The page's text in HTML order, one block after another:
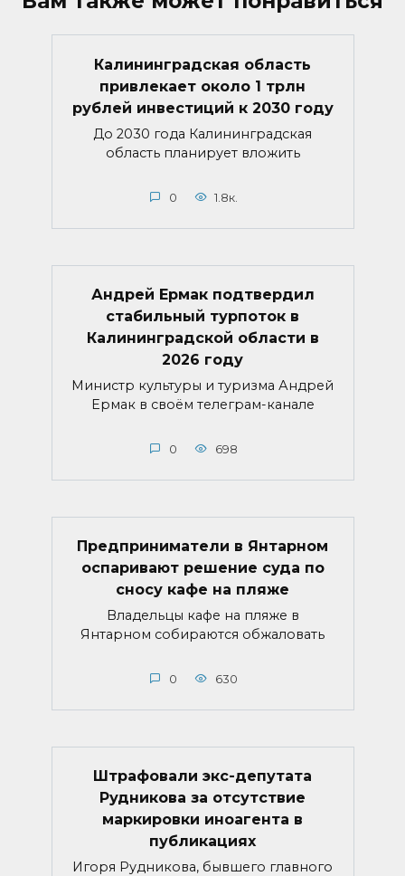
Калининградская область
привлекает около 1 трлн
рублей инвестиций к 2030 году
До 2030 года Калининградская
область планирует вложить
0 1.8к.
Андрей Ермак подтвердил
стабильный турпоток в
Калининградской области в
2026 году
Министр культуры и туризма Андрей
Ермак в своём телеграм-канале
0 698
Предприниматели в Янтарном
оспаривают решение суда по
сносу кафе на пляже
Владельцы кафе на пляже в
Янтарном собираются обжаловать
0 630
Штрафовали экс-депутата
Рудникова за отсутствие
маркировки иноагента в
публикациях
Игоря Рудникова, бывшего главного